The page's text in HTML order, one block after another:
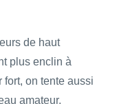
de haut
plus enclin à
fort, on tente aussi
amateur.